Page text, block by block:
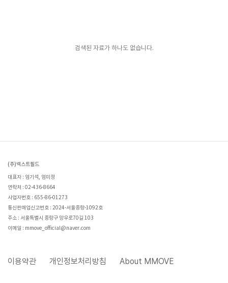
검색된 자료가 하나도 없습니다.
(주)넥스트필드
대표자 : 엄기석, 엄미정
연락처 : 02-436-8664
사업자번호 : 655-86-01273
통신판매업신고번호 : 2024-서울중랑-1092호
주소 : 서울특별시 중랑구 망우로70길 103
이메일 : mmove_official@naver.com
이용약관 개인정보처리방침 About MMOVE